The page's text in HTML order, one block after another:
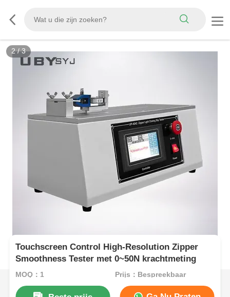
3/3
Touchscreen Control High-Resolution Zipper
Smoothness Tester met 0~50N krachtmeting
MOQ：1 Prijs：Bespreekbaar